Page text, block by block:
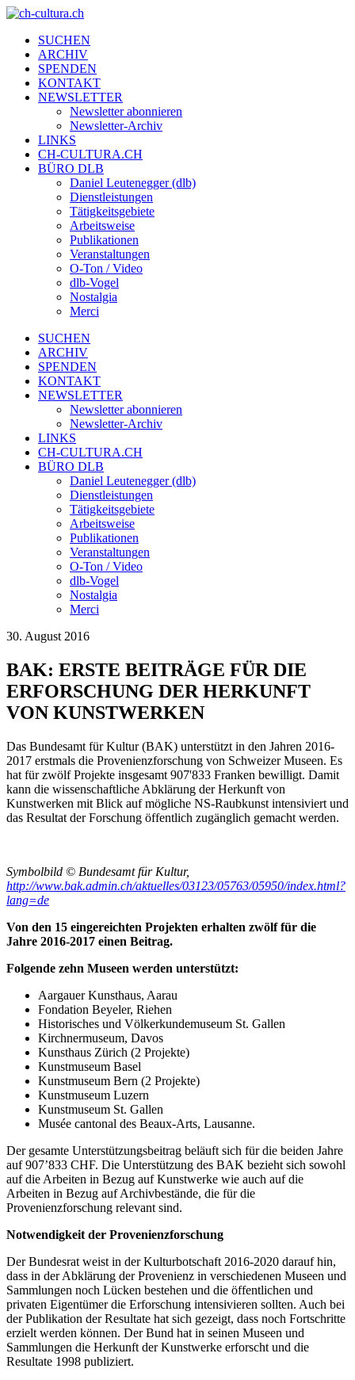
SUCHEN
ARCHIV
SPENDEN
KONTAKT
NEWSLETTER
Newsletter abonnieren
Newsletter-Archiv
LINKS
CH-CULTURA.CH
BÜRO DLB
Daniel Leutenegger (dlb)
Dienstleistungen
Tätigkeitsgebiete
Arbeitsweise
Publikationen
Veranstaltungen
O-Ton / Video
dlb-Vogel
Nostalgia
Merci
SUCHEN
ARCHIV
SPENDEN
KONTAKT
NEWSLETTER
Newsletter abonnieren
Newsletter-Archiv
LINKS
CH-CULTURA.CH
BÜRO DLB
Daniel Leutenegger (dlb)
Dienstleistungen
Tätigkeitsgebiete
Arbeitsweise
Publikationen
Veranstaltungen
O-Ton / Video
dlb-Vogel
Nostalgia
Merci
30. August 2016
BAK: ERSTE BEITRÄGE FÜR DIE
ERFORSCHUNG DER HERKUNFT
VON KUNSTWERKEN
Das Bundesamt für Kultur (BAK) unterstützt in den Jahren 2016-
2017 erstmals die Provenienzforschung von Schweizer Museen. Es
hat für zwölf Projekte insgesamt 907'833 Franken bewilligt. Damit
kann die wissenschaftliche Abklärung der Herkunft von
Kunstwerken mit Blick auf mögliche NS-Raubkunst intensiviert und
das Resultat der Forschung öffentlich zugänglich gemacht werden.
Symbolbild © Bundesamt für Kultur,
http://www.bak.admin.ch/aktuelles/03123/05763/05950/index.html?
lang=de
Von den 15 eingereichten Projekten erhalten zwölf für die
Jahre 2016-2017 einen Beitrag.
Folgende zehn Museen werden unterstützt:
Aargauer Kunsthaus, Aarau
Fondation Beyeler, Riehen
Historisches und Völkerkundemuseum St. Gallen
Kirchnermuseum, Davos
Kunsthaus Zürich (2 Projekte)
Kunstmuseum Basel
Kunstmuseum Bern (2 Projekte)
Kunstmuseum Luzern
Kunstmuseum St. Gallen
Musée cantonal des Beaux-Arts, Lausanne.
Der gesamte Unterstützungsbeitrag beläuft sich für die beiden Jahre
auf 907’833 CHF. Die Unterstützung des BAK bezieht sich sowohl
auf die Arbeiten in Bezug auf Kunstwerke wie auch auf die
Arbeiten in Bezug auf Archivbestände, die für die
Provenienzforschung relevant sind.
Notwendigkeit der Provenienzforschung
Der Bundesrat weist in der Kulturbotschaft 2016-2020 darauf hin,
dass in der Abklärung der Provenienz in verschiedenen Museen und
Sammlungen noch Lücken bestehen und die öffentlichen und
privaten Eigentümer die Erforschung intensivieren sollten. Auch bei
der Publikation der Resultate hat sich gezeigt, dass noch Fortschritte
erzielt werden können. Der Bund hat in seinen Museen und
Sammlungen die Herkunft der Kunstwerke erforscht und die
Resultate 1998 publiziert.